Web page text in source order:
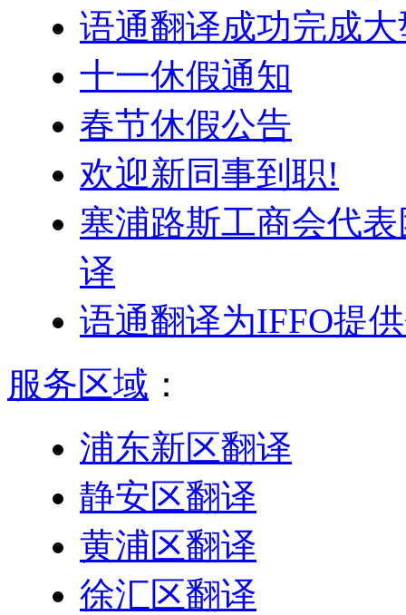
语通翻译成功完成
十一休假通知
春节休假公告
欢迎新同事到职!
塞浦路斯工商会代
译
语通翻译为IFFO提
服务区域 ：
浦东新区翻译
静安区翻译
黄浦区翻译
徐汇区翻译